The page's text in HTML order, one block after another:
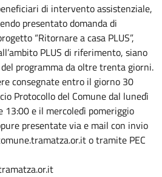
di intervento assistenziale,
presentato domanda di
“Ritornare a casa PLUS”,
PLUS di riferimento, siano
programma da oltre trenta giorni.
consegnate entro il giorno 30
Protocollo del Comune dal lunedì
13:00 e il mercoledì pomeriggio
presentate via e mail con invio
o tramite PEC